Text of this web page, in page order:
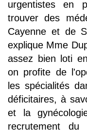
urgentistes en
trouver des
Cayenne et de
explique Mme
assez bien loti
on profite de
les spécialités
déficitaires, à
et la
recrutement du